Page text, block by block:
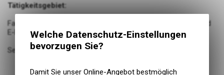
Tätigkeitsgebiet:
Fahrbereitstellung, Service und Reparaturen an Fahrrädern und
E-Bikes
Seit 2021 im Betrieb
Welche Datenschutz-Einstellungen
bevorzugen Sie?
Damit Sie unser Online-Angebot bestmöglich